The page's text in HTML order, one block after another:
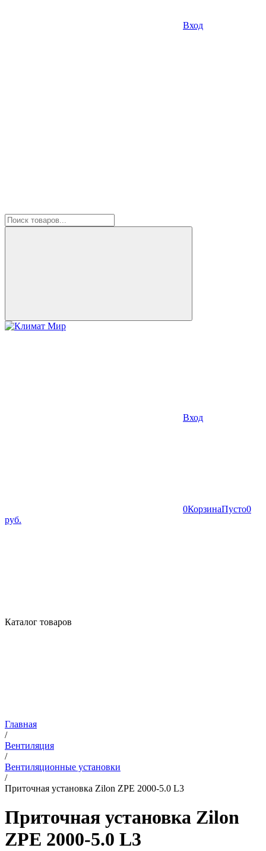
Вход
Вход
0КорзинаПусто0
руб.
Каталог товаров
Главная
/
Вентиляция
/
Вентиляционные установки
/
Приточная установка Zilon ZPE 2000-5.0 L3
Приточная установка Zilon
ZPE 2000-5.0 L3